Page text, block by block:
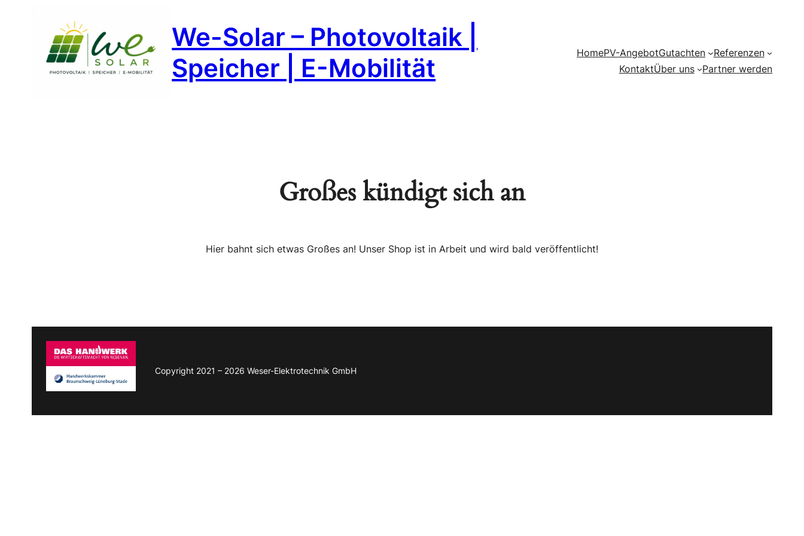
We-Solar – Photovoltaik |
Speicher | E-Mobilität
HomePV-AngebotGutachten
Referenzen
KontaktÜber uns Partner werden
Großes kündigt sich an
Hier bahnt sich etwas Großes an! Unser Shop ist in Arbeit und wird bald veröffentlicht!
Copyright 2021 – 2026 Weser-Elektrotechnik GmbH